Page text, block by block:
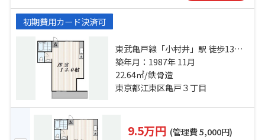
初期費用カード決済可
東武亀戸線「小村井」駅 徒歩13分
総武線「亀戸」駅 徒歩15分 半蔵門
線「押上」駅 徒歩15分
築年月：1987年 11月
22.64㎡/鉄骨造
東京都江東区亀戸３丁目
9.5万円 (管理費 5,000円)